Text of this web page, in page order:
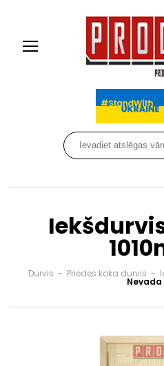
Durvis - Priedes koka durvis -
Nevada